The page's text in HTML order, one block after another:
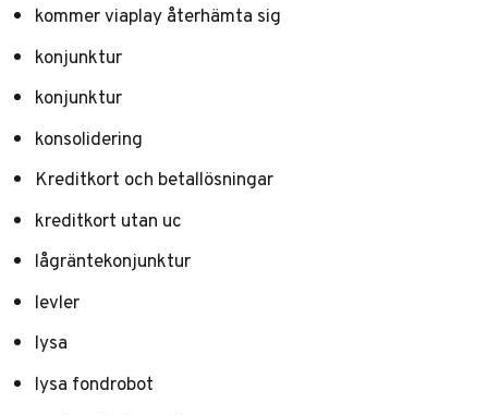
kommer viaplay återhämta sig
konjunktur
konjunktur
konsolidering
Kreditkort och betallösningar
kreditkort utan uc
lågräntekonjunktur
levler
lysa
lysa fondrobot